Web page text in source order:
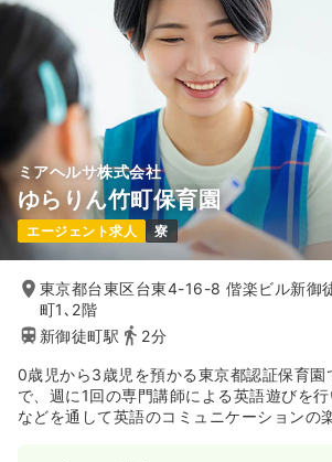
ミアヘルサ株式会社
ゆらりん竹町保育園
エージェント求人 寮
東京都台東区台東4-16-8 偕楽ビル新御
町1､2階
新御徒町駅
2分
0歳児から3歳児を預かる東京都認証保育
で、週に1回の専門講師による英語遊びを
などを通して英語のコミュニケーションの